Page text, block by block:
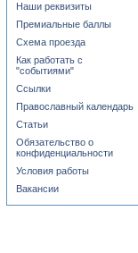
Наши реквизиты
Премиальные баллы
Схема проезда
Как работать с
"событиями"
Ссылки
Православный календарь
Статьи
Обязательство о
конфиденциальности
Условия работы
Вакансии